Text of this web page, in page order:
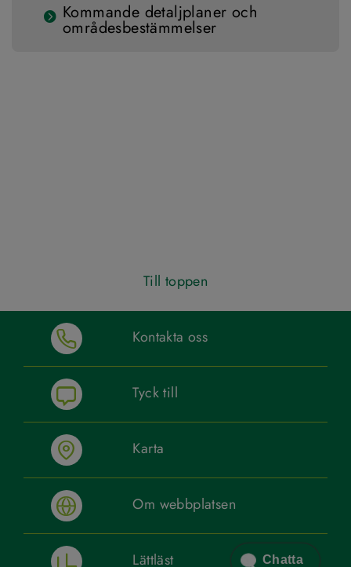
Kommande detaljplaner och
områdesbestämmelser
Till toppen
Kontakta oss
Tyck till
Karta
Om webbplatsen
Lättläst Chatta